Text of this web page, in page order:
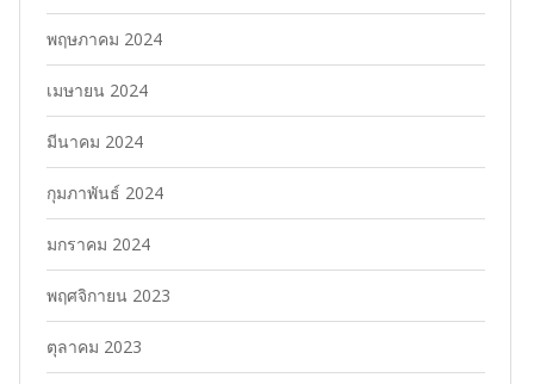
พฤษภาคม 2024
เมษายน 2024
มีนาคม 2024
กุมภาพันธ์ 2024
มกราคม 2024
พฤศจิกายน 2023
ตุลาคม 2023